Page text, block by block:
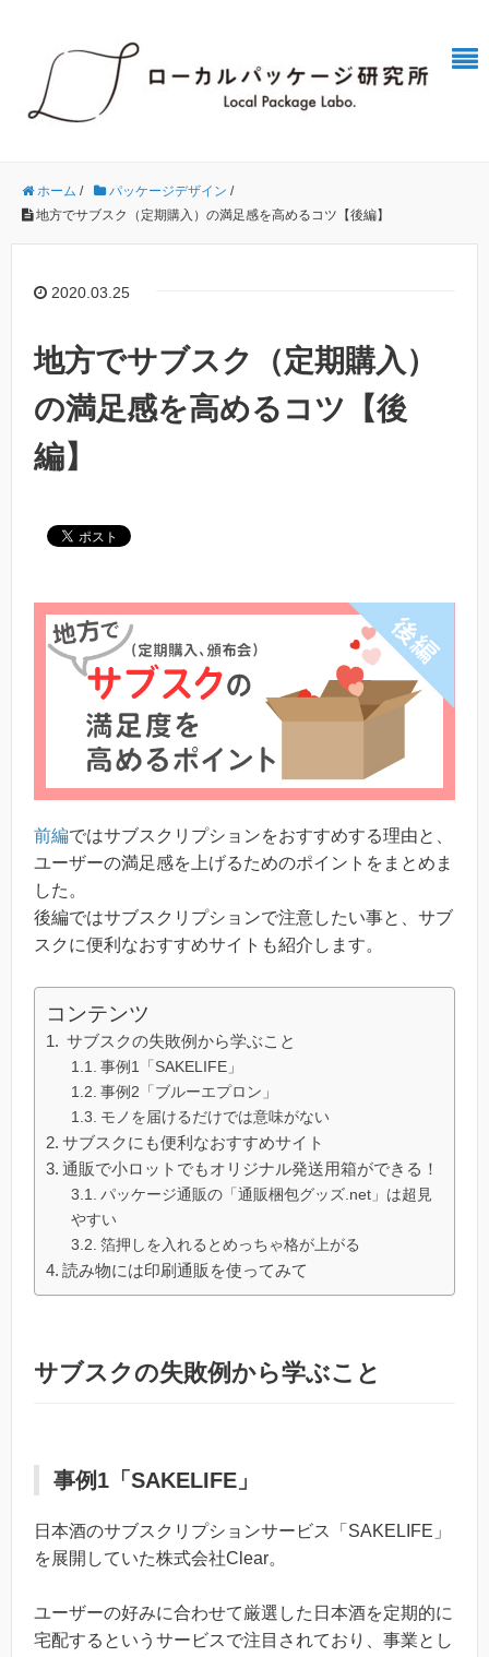
ホーム / パッケージデザイン /
地方でサブスク（定期購入）の満足感を高めるコツ【後編】
2020.03.25
地方でサブスク（定期購入）
の満足感を高めるコツ【後
編】
前編ではサブスクリプションをおすすめする理由と、
ユーザーの満足感を上げるためのポイントをまとめま
した。
後編ではサブスクリプションで注意したい事と、サブ
スクに便利なおすすめサイトも紹介します。
コンテンツ
サブスクの失敗例から学ぶこと
事例1「SAKELIFE」
事例2「ブルーエプロン」
モノを届けるだけでは意味がない
サブスクにも便利なおすすめサイト
通販で小ロットでもオリジナル発送用箱ができる！
パッケージ通販の「通販梱包グッズ.net」は超見
やすい
箔押しを入れるとめっちゃ格が上がる
読み物には印刷通販を使ってみて
サブスクの失敗例から学ぶこと
事例1「SAKELIFE」
日本酒のサブスクリプションサービス「SAKELIFE」
を展開していた株式会社Clear。
ユーザーの好みに合わせて厳選した日本酒を定期的に
宅配するというサービスで注目されており、事業とし